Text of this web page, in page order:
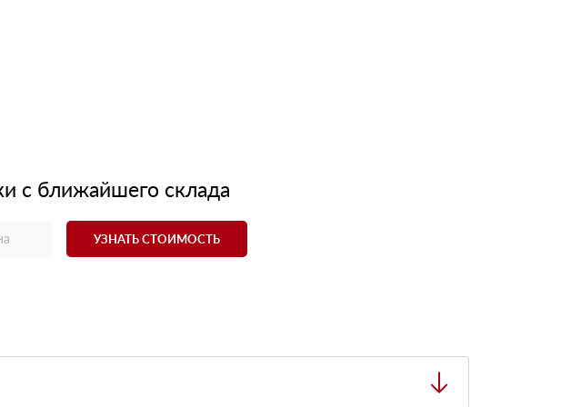
с ближайшего склада
УЗНАТЬ СТОИМОСТЬ